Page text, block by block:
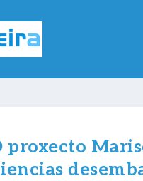
proxecto